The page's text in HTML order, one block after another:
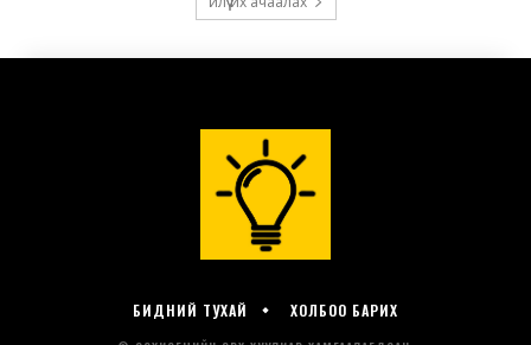
БИДНИЙ ТУХАЙ ХОЛБОО БАРИХ